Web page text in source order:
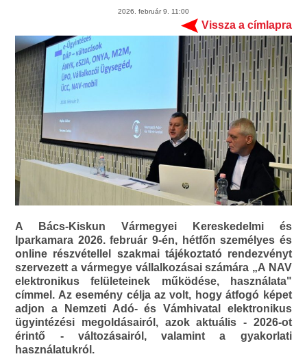
2026. február 9. 11:00
Vissza a címlapra
A Bács-Kiskun Vármegyei Kereskedelmi és
Iparkamara 2026. február 9-én, hétfőn személyes és
online részvétellel szakmai tájékoztató rendezvényt
szervezett a vármegye vállalkozásai számára „A NAV
elektronikus felületeinek működése, használata"
címmel. Az esemény célja az volt, hogy átfogó képet
adjon a Nemzeti Adó- és Vámhivatal elektronikus
ügyintézési megoldásairól, azok aktuális - 2026-ot
érintő - változásairól, valamint a gyakorlati
használatukról.